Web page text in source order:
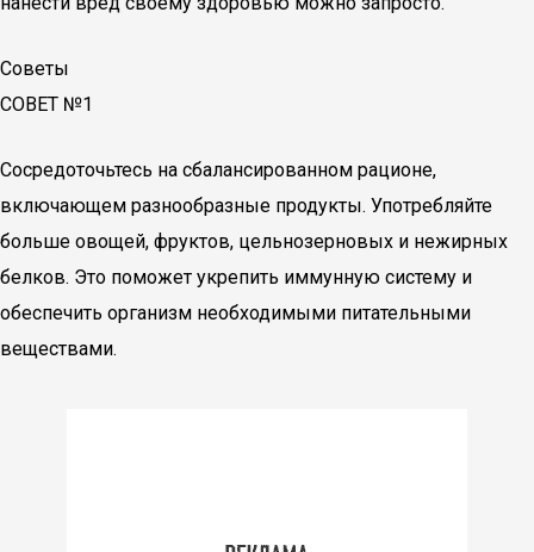
Советы
СОВЕТ №1
Сосредоточьтесь на сбалансированном рационе,
включающем разнообразные продукты. Употребляйте
больше овощей, фруктов, цельнозерновых и нежирных
белков. Это поможет укрепить иммунную систему и
обеспечить организм необходимыми питательными
веществами.